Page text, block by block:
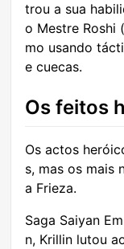
trou a sua
o Mestre Roshi
mo usando
e cuecas.
Os feitos
Os actos
s, mas os mais
a Frieza.
Saga Saiyan
n, Krillin lutou